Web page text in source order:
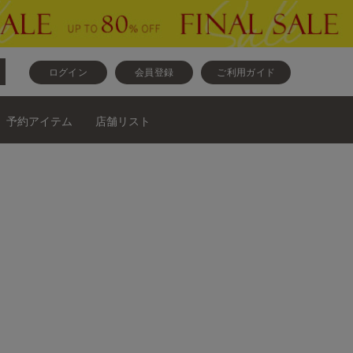
ログイン 会員登録 ご利用ガイド
予約アイテム 店舗リスト